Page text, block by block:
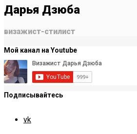
Дарья Дзюба
визажист-стилист
Мой канал на Youtube
Подписывайтесь
vk